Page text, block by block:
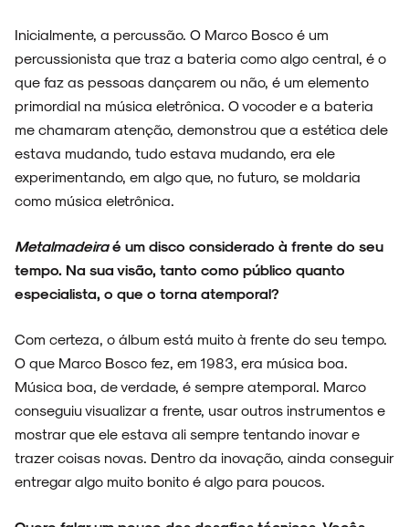
Inicialmente, a percussão. O Marco Bosco é um
percussionista que traz a bateria como algo central, é o
que faz as pessoas dançarem ou não, é um elemento
primordial na música eletrônica. O vocoder e a bateria
me chamaram atenção, demonstrou que a estética dele
estava mudando, tudo estava mudando, era ele
experimentando, em algo que, no futuro, se moldaria
como música eletrônica.
Metalmadeiraé um disco considerado à frente do seu
tempo. Na sua visão, tanto como público quanto
especialista, o que o torna atemporal?
Com certeza, o álbum está muito à frente do seu tempo.
O que Marco Bosco fez, em 1983, era música boa.
Música boa, de verdade, é sempre atemporal. Marco
conseguiu visualizar a frente, usar outros instrumentos e
mostrar que ele estava ali sempre tentando inovar e
trazer coisas novas. Dentro da inovação, ainda conseguir
entregar algo muito bonito é algo para poucos.